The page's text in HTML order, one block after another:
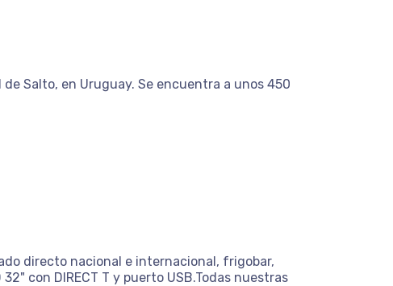
Salto, en Uruguay. Se encuentra a unos 450
directo nacional e internacional, frigobar,
con DIRECT T y puerto USB.Todas nuestras